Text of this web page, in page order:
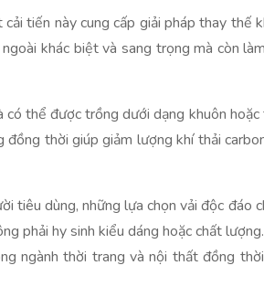
tiến này cung cấp giải pháp thay thế
khác biệt và sang trọng mà còn
thể được trồng dưới dạng khuôn hoặc
thời giúp giảm lượng khí thải
tiêu dùng, những lựa chọn vải độc đáo
phải hy sinh kiểu dáng hoặc chất
ngành thời trang và nội thất đồng